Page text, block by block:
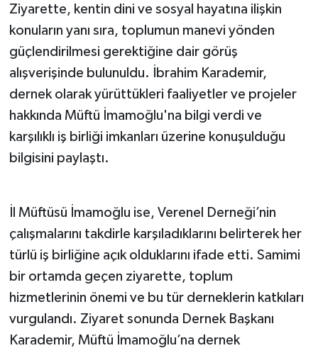
Ziyarette, kentin dini ve sosyal hayatına ilişkin
konuların yanı sıra, toplumun manevi yönden
güçlendirilmesi gerektiğine dair görüş
alışverişinde bulunuldu. İbrahim Karademir,
dernek olarak yürüttükleri faaliyetler ve projeler
hakkında Müftü İmamoğlu'na bilgi verdi ve
karşılıklı iş birliği imkanları üzerine konuşulduğu
bilgisini paylaştı.
İl Müftüsü İmamoğlu ise, Verenel Derneği’nin
çalışmalarını takdirle karşıladıklarını belirterek her
türlü iş birliğine açık olduklarını ifade etti. Samimi
bir ortamda geçen ziyarette, toplum
hizmetlerinin önemi ve bu tür derneklerin katkıları
vurgulandı. Ziyaret sonunda Dernek Başkanı
Karademir, Müftü İmamoğlu’na dernek